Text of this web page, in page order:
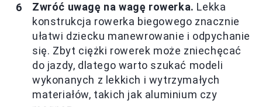
Zwróć uwagę na wagę rowerka. Lekka
konstrukcja rowerka biegowego znacznie
ułatwi dziecku manewrowanie i odpychanie
się. Zbyt ciężki rowerek może zniechęcać
do jazdy, dlatego warto szukać modeli
wykonanych z lekkich i wytrzymałych
materiałów, takich jak aluminium czy